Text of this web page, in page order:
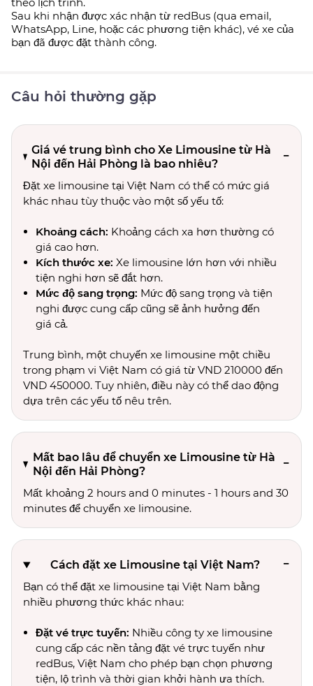
Sau khi nhận được xác nhận từ redBus (qua email,
WhatsApp, Line, hoặc các phương tiện khác), vé xe của
bạn đã được đặt thành công.
Câu hỏi thường gặp
Giá vé trung bình cho Xe Limousine từ Hà
Nội đến Hải Phòng là bao nhiêu?
Đặt xe limousine tại Việt Nam có thể có mức giá
khác nhau tùy thuộc vào một số yếu tố:
Khoảng cách: Khoảng cách xa hơn thường có
giá cao hơn.
Kích thước xe: Xe limousine lớn hơn với nhiều
tiện nghi hơn sẽ đắt hơn.
Mức độ sang trọng: Mức độ sang trọng và tiện
nghi được cung cấp cũng sẽ ảnh hưởng đến
giá cả.
Trung bình, một chuyến xe limousine một chiều
trong phạm vi Việt Nam có giá từ VND 210000 đến
VND 450000. Tuy nhiên, điều này có thể dao động
dựa trên các yếu tố nêu trên.
Mất bao lâu để chuyển xe Limousine từ Hà
Nội đến Hải Phòng?
Mất khoảng 2 hours and 0 minutes - 1 hours and 30
minutes để chuyển xe limousine.
Cách đặt xe Limousine tại Việt Nam?
Bạn có thể đặt xe limousine tại Việt Nam bằng
nhiều phương thức khác nhau:
Đặt vé trực tuyến: Nhiều công ty xe limousine
cung cấp các nền tảng đặt vé trực tuyến như
redBus, Việt Nam cho phép bạn chọn phương
tiện, lộ trình và thời gian khởi hành ưa thích.